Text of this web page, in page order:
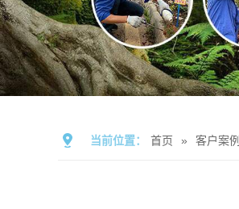
当前位置： 首页 » 客户案例